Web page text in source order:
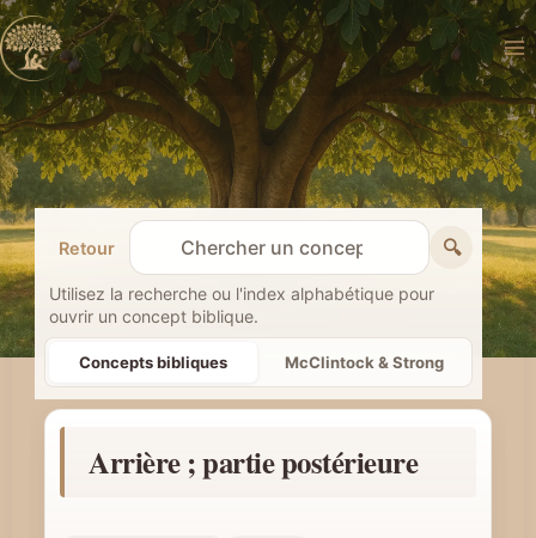
Aller
au
contenu
Retour
R
e
c
h
e
c
🔍
Utilisez la recherche ou l'index alphabétique pour
ouvrir un concept biblique.
Concepts bibliques McClintock & Strong
Arrière ; partie postérieure